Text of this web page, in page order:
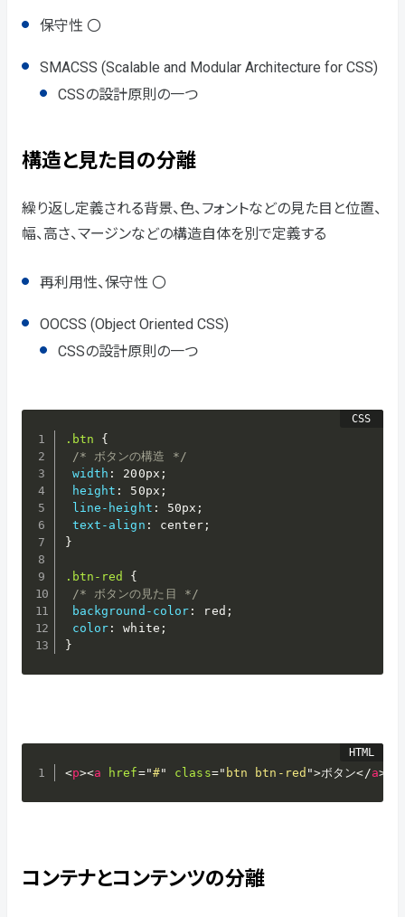
保守性 〇
SMACSS (Scalable and Modular Architecture for CSS)
CSSの設計原則の一つ
構造と見た目の分離
繰り返し定義される背景、色、フォントなどの見た目と位置、
幅、高さ、マージンなどの構造自体を別で定義する
再利用性、保守性 〇
OOCSS (Object Oriented CSS)
CSSの設計原則の一つ
.btn
{
/* ボタンの構造 */
width : 200px ;
height : 50px ;
line-height : 50px ;
text-align : center ;
}
.btn-red
{
/* ボタンの見た目 */
background-color : red ;
color : white ;
}
<p><a href="#" class=" btn btn-red ">ボタン</a>
コンテナとコンテンツの分離